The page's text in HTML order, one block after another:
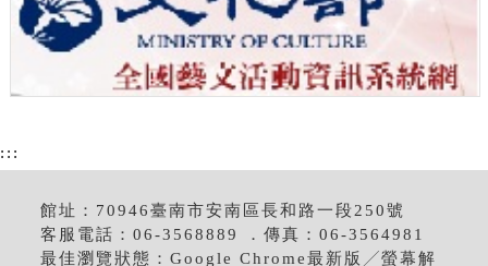
:::
館址：70946臺南市安南區長和路一段250號
客服電話：06-3568889 ．傳真：06-3564981
最佳瀏覽狀態：Google Chrome最新版╱螢幕解